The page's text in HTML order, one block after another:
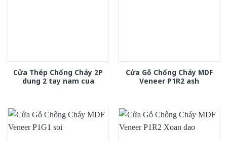
Cửa Thép Chống Cháy 2P
dung 2 tay nam cua
Cửa Gỗ Chống Cháy MDF
Veneer P1R2 ash